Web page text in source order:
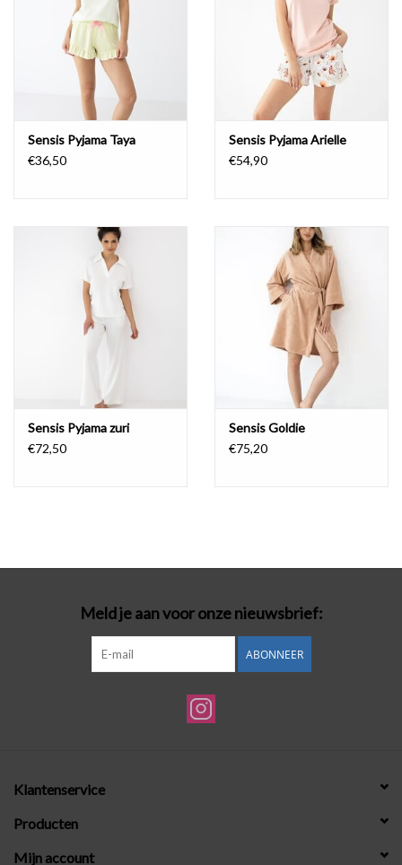
Sensis Pyjama Taya
€36,50
Sensis Pyjama Arielle
€54,90
Sensis Pyjama zuri
€72,50
Sensis Goldie
€75,20
Meld je aan voor onze nieuwsbrief:
ABONNEER
Klantenservice
Producten
Mijn account